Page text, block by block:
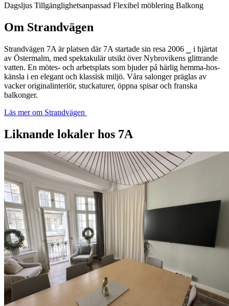
Dagsljus Tillgänglighetsanpassad Flexibel möblering Balkong
Om Strandvägen
Strandvägen 7A är platsen där 7A startade sin resa 2006 ⎯ i hjärtat
av Östermalm, med spektakulär utsikt över Nybrovikens glittrande
vatten. En mötes- och arbetsplats som bjuder på härlig hemma-hos-
känsla i en elegant och klassisk miljö. Våra salonger präglas av
vacker originalinteriör, stuckaturer, öppna spisar och franska
balkonger.
Läs mer om Strandvägen
Liknande lokaler hos 7A